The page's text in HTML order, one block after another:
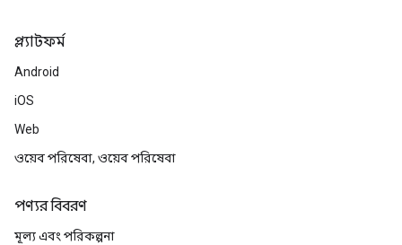
প্ল্যাটফর্ম
Android
iOS
Web
ওয়েব পরিষেবা, ওয়েব পরিষেবা
পণ্যর বিবরণ
মূল্য এবং পরিকল্পনা